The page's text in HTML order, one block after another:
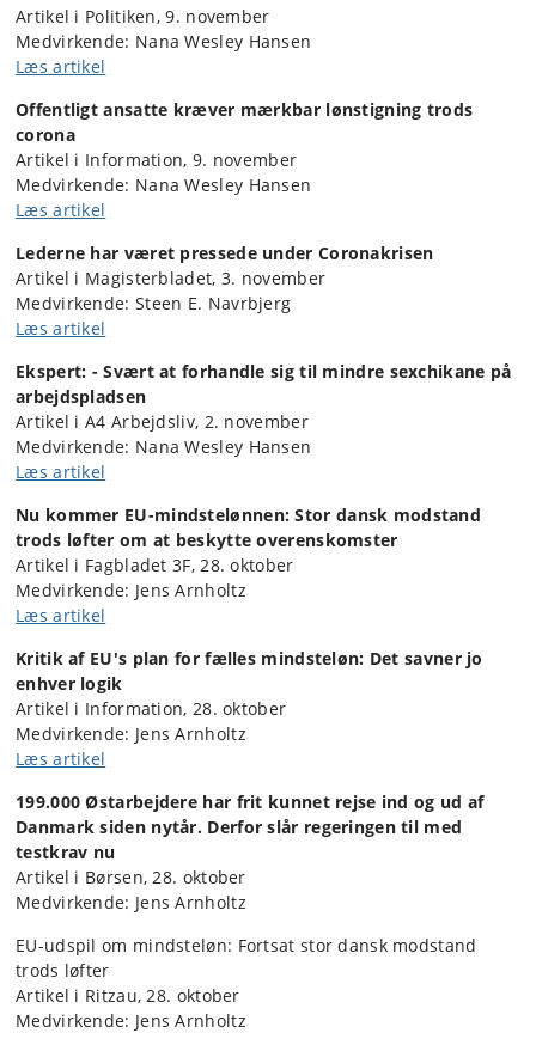
Artikel i Politiken, 9. november
Medvirkende: Nana Wesley Hansen
Læs artikel
Offentligt ansatte kræver mærkbar lønstigning trods
corona
Artikel i Information, 9. november
Medvirkende: Nana Wesley Hansen
Læs artikel
Lederne har været pressede under Coronakrisen
Artikel i Magisterbladet, 3. november
Medvirkende: Steen E. Navrbjerg
Læs artikel
Ekspert: - Svært at forhandle sig til mindre sexchikane på
arbejdspladsen
Artikel i A4 Arbejdsliv, 2. november
Medvirkende: Nana Wesley Hansen
Læs artikel
Nu kommer EU-mindstelønnen: Stor dansk modstand
trods løfter om at beskytte overenskomster
Artikel i Fagbladet 3F, 28. oktober
Medvirkende: Jens Arnholtz
Læs artikel
Kritik af EU's plan for fælles mindsteløn: Det savner jo
enhver logik
Artikel i Information, 28. oktober
Medvirkende: Jens Arnholtz
Læs artikel
199.000 Østarbejdere har frit kunnet rejse ind og ud af
Danmark siden nytår. Derfor slår regeringen til med
testkrav nu
Artikel i Børsen, 28. oktober
Medvirkende: Jens Arnholtz
EU-udspil om mindsteløn: Fortsat stor dansk modstand
trods løfter
Artikel i Ritzau, 28. oktober
Medvirkende: Jens Arnholtz